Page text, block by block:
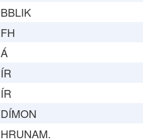
BBLIK
FH
Á
ÍR
ÍR
DÍMON
HRUNAM.